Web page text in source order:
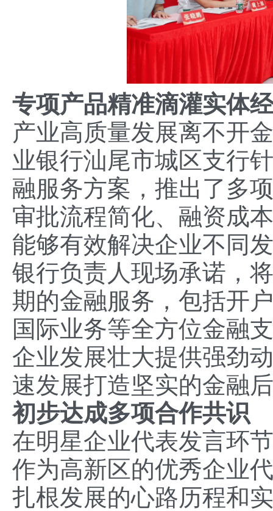
专项产品精准滴灌实体
产业高质量发展离不开
业银行汕尾市城区支行
融服务方案，推出了多
审批流程简化、融资成
能够有效解决企业不同
银行负责人现场承诺，
期的金融服务，包括开
国际业务等全方位金融
企业发展壮大提供强劲
速发展打造坚实的金融
初步达成多项合作共识
在明星企业代表发言环
作为高新区的优秀企业
扎根发展的心路历程和